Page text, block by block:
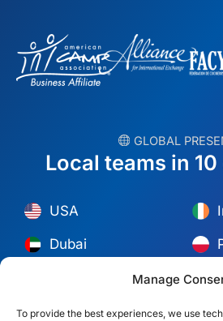
Manage
To provide the best experiences, we use
GLOBAL
Local teams in
USA
Dubai
España